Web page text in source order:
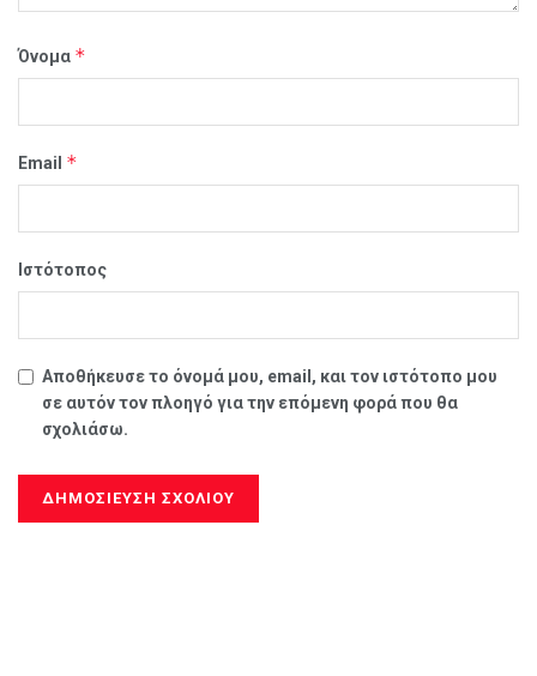
Όνομα *
Email *
Ιστότοπος
Αποθήκευσε το όνομά μου, email, και τον ιστότοπο μου
σε αυτόν τον πλοηγό για την επόμενη φορά που θα
σχολιάσω.